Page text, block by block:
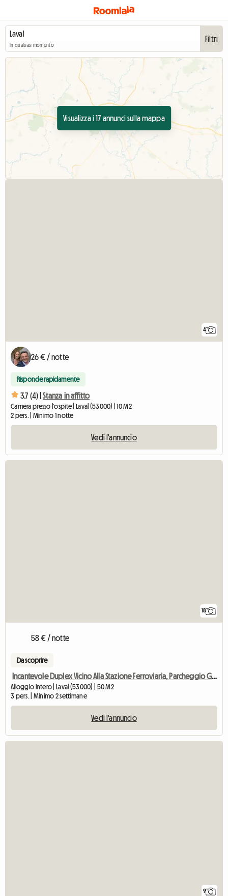
In qualsiasi momento
Filtri
Visualizza i 17 annunci sulla mappa
4
26 € / notte
Risponde rapidamente
3.7 (4) | Stanza in affitto
Camera presso l'ospite | Laval (53000) | 10 M2
2 pers. | Minimo 1 notte
Vedi l'annuncio
18
58 € / notte
Da scoprire
Incantevole Duplex Vicino Alla Stazione Ferroviaria, Parcheggio Gratuito
Alloggio intero | Laval (53000) | 50 M2
3 pers. | Minimo 2 settimane
Vedi l'annuncio
9